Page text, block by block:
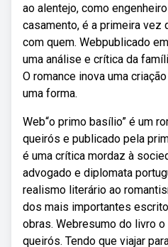
ao alentejo, como
casamento, é a primeira vez
com quem. Webpublicado
uma análise e crítica da
O romance inova uma
uma forma.
Web“o primo basílio” é um
queirós e publicado pela
é uma crítica mordaz à
advogado e diplomata
realismo literário ao
dos mais importantes
obras. Webresumo do livro
queirós. Tendo que viajar